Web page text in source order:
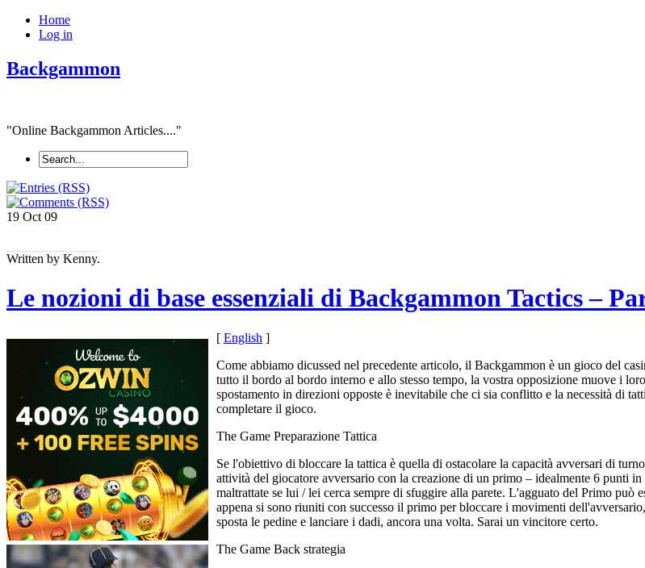
Home
Log in
Backgammon
"Online Backgammon Articles...."
19 Oct 09
Written by Kenny.
Le nozioni di base essenziali di Backgammon Tactics –
[ English ]
Come abbiamo dicussed nel precedente articolo, il Backgammon è un gioco del
tutto il bordo al bordo interno e allo stesso tempo, la vostra opposizione muove i
spostamento in direzioni opposte è inevitabile che ci sia conflitto e la necessità di
completare il gioco.
The Game Preparazione Tattica
Se l'obiettivo di bloccare la tattica è quella di ostacolare la capacità avversari di
attività del giocatore avversario con la creazione di un primo – idealmente 6 punti
maltrattate se lui / lei cerca sempre di sfuggire alla parete. L'agguato del Primo
appena si sono riuniti con successo il primo per bloccare i movimenti
sposta le pedine e lanciare i dadi, ancora una volta. Sarai un vincitore certo.
The Game Back strategia